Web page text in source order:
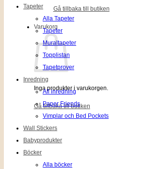
Gå tillbaka till butiken
Varukorg
Inga produkter i varukorgen.
Gå tillbaka till butiken
Tapeter
Alla Tapeter
Tapeter
Muraltapeter
Topplistan
Tapetprover
Inredning
All inredning
Paper Friends
Vimplar och Bed Pockets
Wall Stickers
Babyprodukter
Böcker
Alla böcker